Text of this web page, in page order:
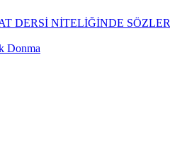
DERSİ NİTELİĞİNDE SÖZLER
Donma